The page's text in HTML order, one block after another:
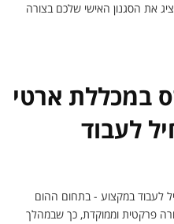
את הסגנון האישי שלכם בצורה
במכללת ארטי
לעבוד
לעבוד במקצוע - בתחום ההום
פרקטית וממוקדת, כך שבמהלך